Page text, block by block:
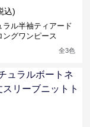
込)
ラル半袖ティアード
ングワンピース
全3色